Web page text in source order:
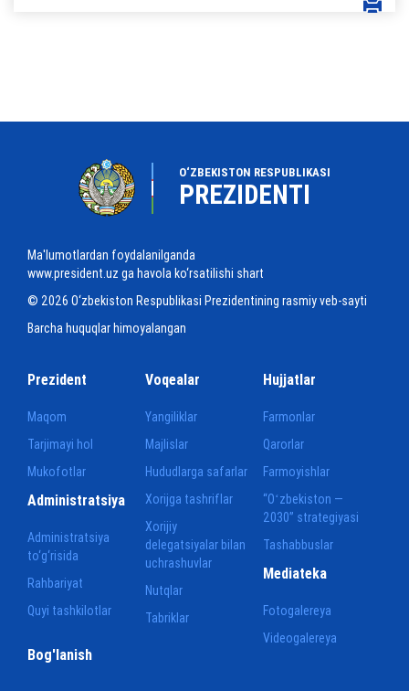
O‘ZBEKISTON RESPUBLIKASI
PREZIDENTI
Ma'lumotlardan foydalanilganda
www.president.uz ga havola ko‘rsatilishi shart
© 2026 O‘zbekiston Respublikasi Prezidentining rasmiy veb-sayti
Barcha huquqlar himoyalangan
Prezident
Maqom
Tarjimayi hol
Mukofotlar
Voqealar
Yangiliklar
Majlislar
Hududlarga safarlar
Xorijga tashriflar
Xorijiy
delegatsiyalar bilan
uchrashuvlar
Nutqlar
Tabriklar
Hujjatlar
Farmonlar
Qarorlar
Farmoyishlar
“Oʻzbekiston —
2030” strategiyasi
Tashabbuslar
Administratsiya
Administratsiya
to‘g‘risida
Rahbariyat
Quyi tashkilotlar
Mediateka
Fotogalereya
Videogalereya
Bog'lanish